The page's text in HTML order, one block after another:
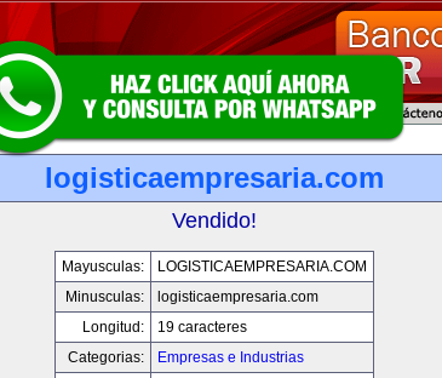
logisticaempresaria.com
Vendido!
Mayusculas:
LOGISTICAEMPRESARIA.COM
Minusculas:
logisticaempresaria.com
Longitud:
19 caracteres
Categorias:
Empresas e Industrias